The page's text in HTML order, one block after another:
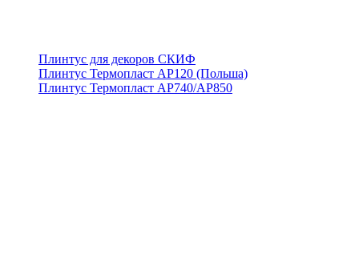
Плинтус для декоров СКИФ
Плинтус Термопласт АР120 (Польша)
Плинтус Термопласт АР740/АР850